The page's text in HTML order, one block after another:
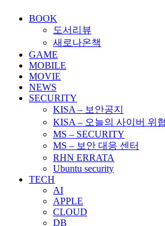
BOOK
도서리뷰
새로나온책
GAME
MOBILE
MOVIE
NEWS
SECURITY
KISA – 보안공지
KISA – 오늘의 사이버 위협
MS – SECURITY
MS – 보안 대응 센터
RHN ERRATA
Ubuntu security
TECH
AI
APPLE
CLOUD
DB